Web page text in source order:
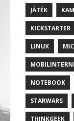
JÁTÉK
KICKSTARTER
LINUX
NOTEBOOK
STARWARS
THINKGEEK